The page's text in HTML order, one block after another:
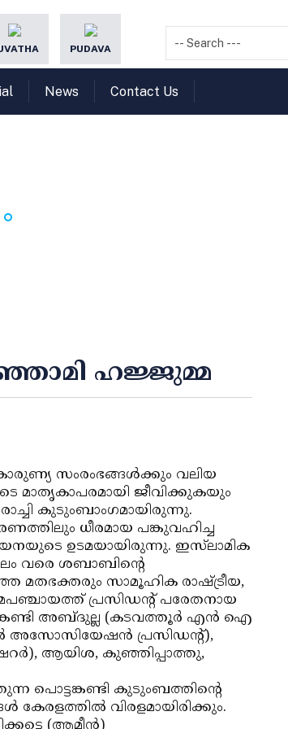
PUDAVA
News Contact Us
ഹജ്ജുമ്മ
സംരംഭങ്ങള്‍ക്കും വലിയ
ജീവിക്കുകയും
കുടുംബാംഗമായിരുന്നു.
ധീരമായ പങ്കുവഹിച്ച
ഉടമയായിരുന്നു. ഇസ്‌ലാമിക
വരെ ശബാബിന്റെ
മതഭക്തരും സാമൂഹിക രാഷ്ട്രീയ,
പ്രസിഡന്റ് പരേതനായ
അബ്ദുല്ല (കടവത്തൂര്‍ എന്‍ ഐ
അസോസിയേഷന്‍ പ്രസിഡന്റ്),
ആയിശ, കുഞ്ഞിപ്പാത്തു,
പൊട്ടങ്കണ്ടി കുടുംബത്തിന്റെ
കേരളത്തില്‍ വിരളമായിരിക്കും.